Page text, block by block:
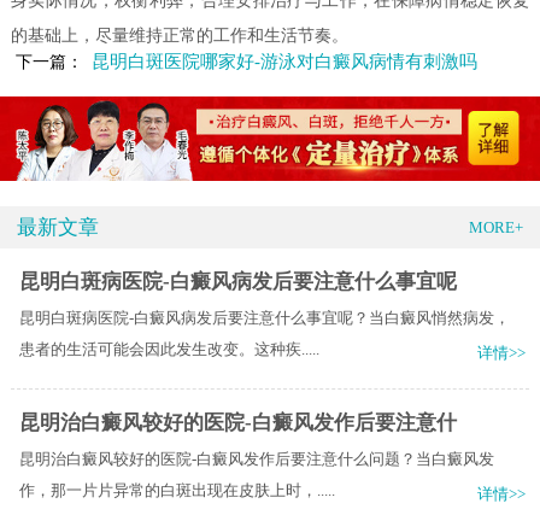
的基础上，尽量维持正常的工作和生活节奏。
下一篇：
昆明白斑医院哪家好-游泳对白癜风病情有刺激吗
最新文章 MORE+
昆明白斑病医院-白癜风病发后要注意什么事宜呢
昆明白斑病医院-白癜风病发后要注意什么事宜呢？当白癜风悄然病发，
患者的生活可能会因此发生改变。这种疾.....
详情>>
昆明治白癜风较好的医院-白癜风发作后要注意什
昆明治白癜风较好的医院-白癜风发作后要注意什么问题？当白癜风发
作，那一片片异常的白斑出现在皮肤上时，.....
详情>>